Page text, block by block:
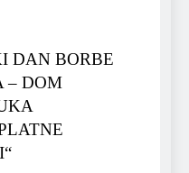
DAN BORBE
– DOM